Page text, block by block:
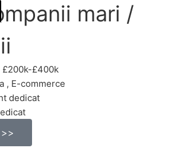
mari /
£200k-£400k
, E-commerce
dedicat